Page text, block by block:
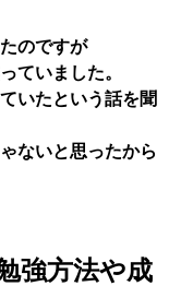
のですが
ていました。
いたという話を聞
ないと思ったから
強方法や成